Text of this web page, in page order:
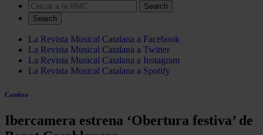
Search
La Revista Musical Catalana a Facebook
La Revista Musical Catalana a Twitter
La Revista Musical Catalana a Instagram
La Revista Musical Catalana a Spotify
Cambra
Ibercamera estrena ‘Obertura festiva’ de